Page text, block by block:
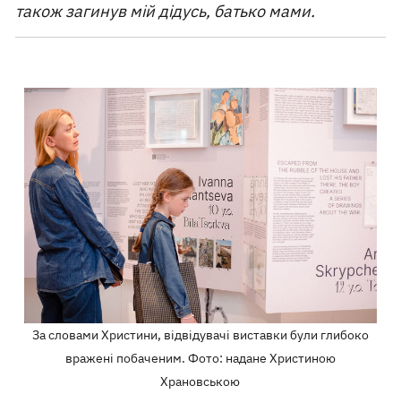
також загинув мій дідусь, батько мами.
За словами Христини, відвідувачі виставки були глибоко
вражені побаченим. Фото: надане Христиною
Храновською